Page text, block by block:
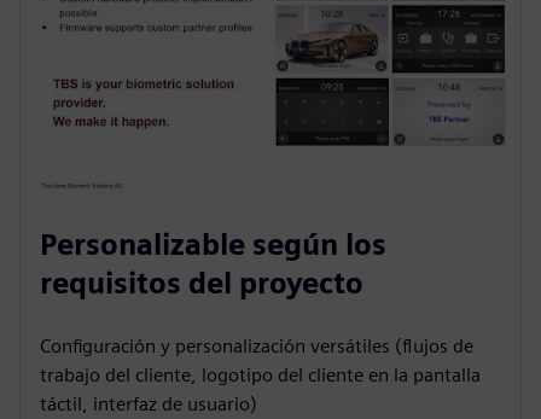
Personalizable según los
requisitos del proyecto
Configuración y personalización versátiles (flujos de
trabajo del cliente, logotipo del cliente en la pantalla
táctil, interfaz de usuario)